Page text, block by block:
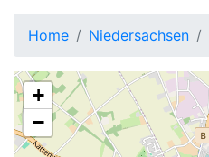
Home Niedersachsen
+
−